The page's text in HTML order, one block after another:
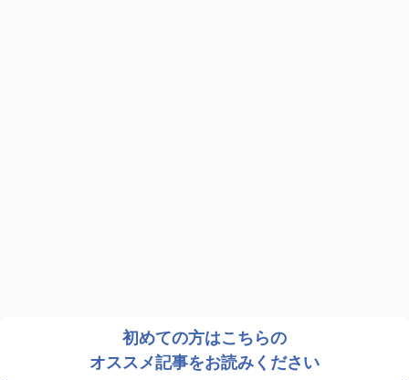
初めての方はこちらの
オススメ記事をお読みください